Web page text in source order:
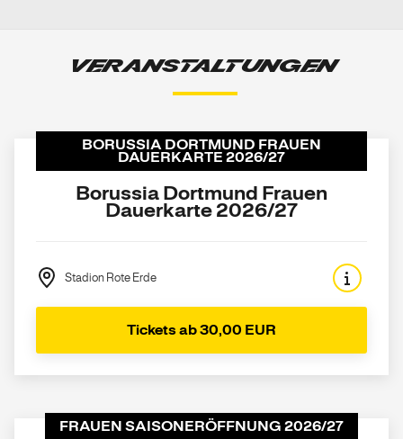
VERANSTALTUNGEN
BORUSSIA DORTMUND FRAUEN
DAUERKARTE 2026/27
Borussia Dortmund Frauen
Dauerkarte 2026/27
Stadion Rote Erde
Tickets ab 30,00 EUR
FRAUEN SAISONERÖFFNUNG 2026/27